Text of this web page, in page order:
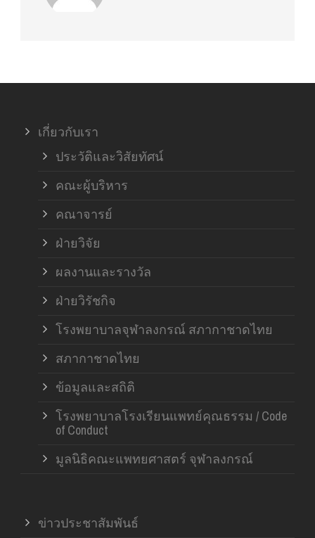
เกี่ยวกับเรา
ประวัติและวิสัยทัศน์
คณะผู้บริหาร
คณาจารย์
ฝ่ายวิจัย
ผลงานและรางวัล
ฝ่ายวิรัชกิจ
โรงพยาบาลจุฬาลงกรณ์ สภากาชาดไทย
สภากาชาดไทย
ข้อมูลและสถิติ
โรงพยาบาลโรงเรียนแพทย์คุณธรรม / Code
of Conduct
มูลนิธิคณะแพทยศาสตร์ จุฬาลงกรณ์
ข่าวประชาสัมพันธ์